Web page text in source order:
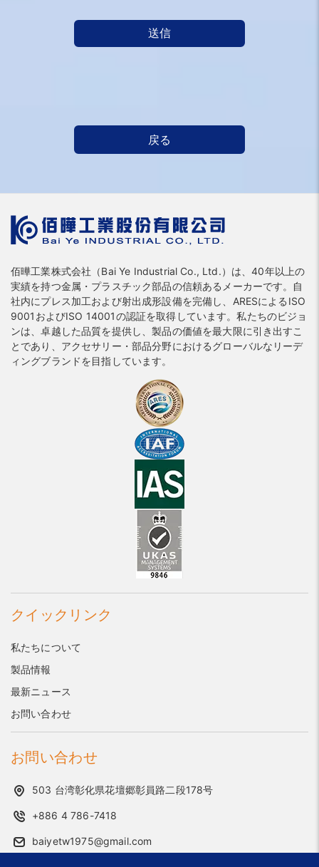
送信
戻る
佰曄工業株式会社（Bai Ye Industrial Co., Ltd.）は、40年以上の
実績を持つ金属・プラスチック部品の信頼あるメーカーです。自
社内にプレス加工および射出成形設備を完備し、ARESによるISO
9001およびISO 14001の認証を取得しています。私たちのビジョ
ンは、卓越した品質を提供し、製品の価値を最大限に引き出すこ
とであり、アクセサリー・部品分野におけるグローバルなリーデ
ィングブランドを目指しています。
クイックリンク
私たちについて
製品情報
最新ニュース
お問い合わせ
お問い合わせ
503 台湾彰化県花壇郷彰員路二段178号
+886 4 786-7418
baiyetw1975@gmail.com